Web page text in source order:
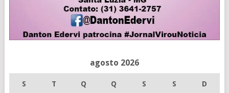
agosto 2026
S T Q Q S S D